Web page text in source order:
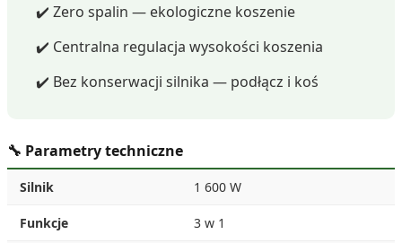
✔️ Zero spalin — ekologiczne koszenie
✔️ Centralna regulacja wysokości koszenia
✔️ Bez konserwacji silnika — podłącz i koś
🔧 Parametry techniczne
Silnik 1 600 W
Funkcje 3 w 1